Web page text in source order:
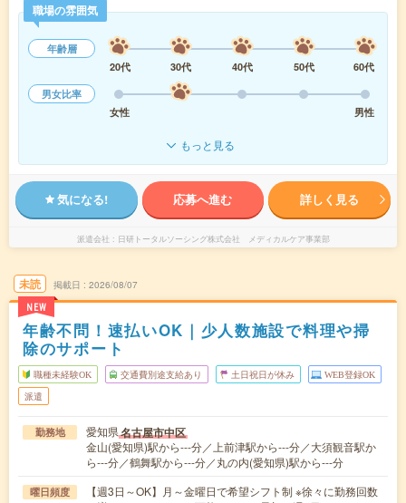
職場の雰囲気
年齢層
20代
30代 40代 50代
60代
男女比率
女性
男性
もっと見る
気になる! 応募へ進む 詳しく見る
派遣会社 日研トータルソーシング株式会社 メディカルケア事業部
未読
NEW
掲載日 2026/08/07
年齢不問！速払いOK｜少人数施設で料理や掃
除のサポート
職種未経験OK 交通費別途支給あり 土日祝日が休み WEB登録OK
派遣
勤務地 愛知県名古屋市中区
金山(愛知県)駅から---分／上前津駅から---分／大須観音駅か
ら---分／鶴舞駅から---分／丸の内(愛知県)駅から---分
曜日頻度
【週3日～OK】月～金曜日で希望シフト制 ※徐々に勤務回数